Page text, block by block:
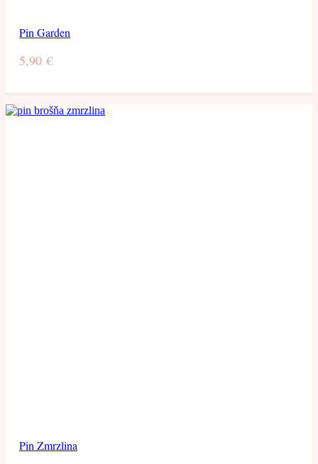
Pin Garden
5,90€
Pin Zmrzlina